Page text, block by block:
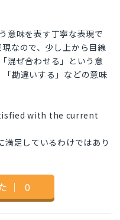
意味を表す丁寧な表現で
なので、少し上から目線
混ぜ合わせる」という意
勘違いする」などの意味
with the current
満足しているわけではあり
｜ 0